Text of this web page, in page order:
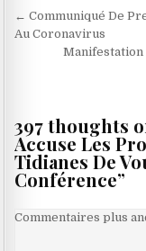
Navigation
de
← Communiqué De
Au Coronavirus
Manifestation
397 thoughts
Accuse Les
Tidianes De
Conférence”
Navigation
Commentaires plus